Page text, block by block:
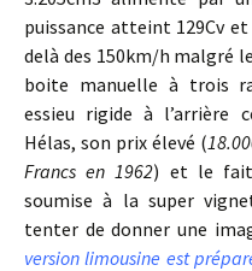
puissance atteint 129Cv
delà des 150km/h malgré
boite manuelle à trois
essieu rigide à l’arrière
Hélas, son prix élevé (
Francs en 1962) et le fait
soumise à la super
tenter de donner une
version limousine est